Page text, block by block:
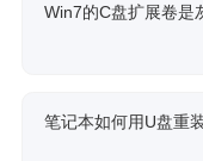
Win7的C盘扩展卷是
笔记本如何用U盘重